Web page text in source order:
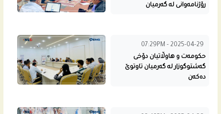
رۆژنامه‌وانى له‌ گه‌رمیان
07:29PM - 2025-04-29
حكومه‌ت و هاوڵاتیان دۆخی
گه‌شتوگوزار له‌ گه‌رمیان تاوتوێ
ده‌كه‌ن